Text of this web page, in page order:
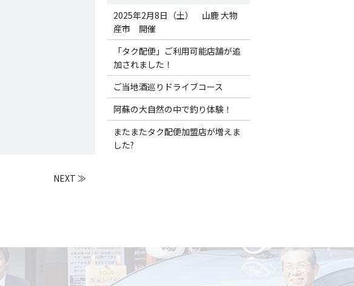
NEXT ≫
2025年2月8日（土） 山鹿 大物
産市 開催
「タク配便」ご利用可能店舗が追
加されました！
ご当地酒巡りドライブコース
阿蘇の大自然の中で釣り体験！
またまたタク配便加盟店が増えま
した?